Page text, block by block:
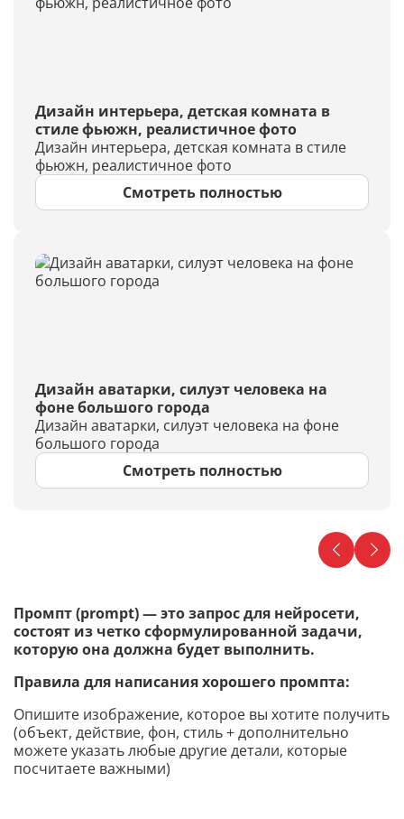
Дизайн интерьера, детская комната в
стиле фьюжн, реалистичное фото
Дизайн интерьера, детская комната в стиле
фьюжн, реалистичное фото
Смотреть полностью
Дизайн аватарки, силуэт человека на
фоне большого города
Дизайн аватарки, силуэт человека на фоне
большого города
Смотреть полностью
Промпт (prompt) — это запрос для нейросети,
состоят из четко сформулированной задачи,
которую она должна будет выполнить.
Правила для написания хорошего промпта:
Опишите изображение, которое вы хотите получить
(объект, действие, фон, стиль + дополнительно
можете указать любые другие детали, которые
посчитаете важными)